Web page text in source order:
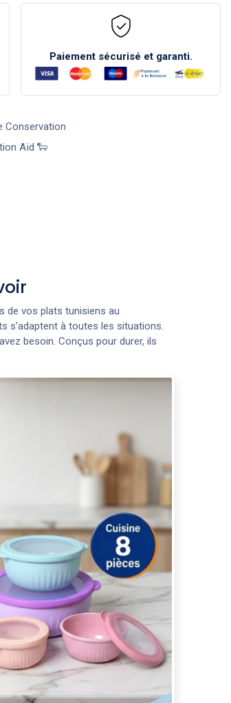
Paiement sécurisé et garanti.
Conservation
Aïd 🐑
de vos plats tunisiens au
s'adaptent à toutes les situations.
besoin. Conçus pour durer, ils